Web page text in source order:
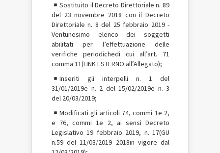
Sostituito il Decreto Direttoriale n. 89
del 23 novembre 2018 con il Decreto
Direttoriale n. 8 del 25 febbraio 2019 -
Ventunesimo elenco dei soggetti
abilitati per l’effettuazione delle
verifiche periodichedi cui all’art. 71
comma 11(LINK ESTERNO all’Allegato);
Inseriti gli interpelli n. 1 del
31/01/2019e n. 2 del 15/02/2019e n. 3
del 20/03/2019;
Modificati gli articoli 74, commi 1e 2,
e 76, commi 1e 2, ai sensi Decreto
Legislativo 19 febbraio 2019, n. 17(GU
n.59 del 11/03/2019 2018in vigore dal